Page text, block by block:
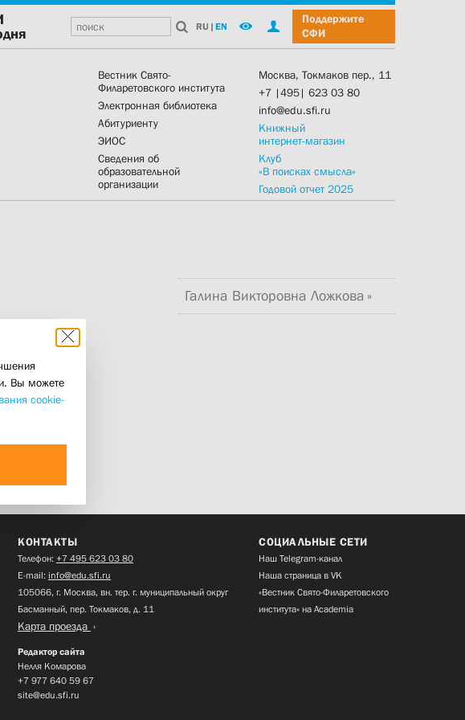
RU | EN
Поддержите
СФИ
Вестник Свято-
Филаретовского института
Электронная библиотека
Абитуриенту
ЭИОС
Сведения об
образовательной
организации
Москва, Токмаков пер., 11
+7 |495| 623 03 80
info@edu.sfi.ru
Книжный
интернет-магазин
Клуб
«В поисках смысла»
Годовой отчет 2025
Галина Викторовна Ложкова
Вы можете
cookie-
КОНТАКТЫ
Телефон: +7 495 623 03 80
E-mail: info@edu.sfi.ru
105066, г. Москва, вн. тер. г. муниципальный округ
Басманный, пер. Токмаков, д. 11
Карта проезда
Редактор сайта
Нелля Комарова
+7 977 640 59 67
site@edu.sfi.ru
СОЦИАЛЬНЫЕ СЕТИ
Наш Telegram-канал
Наша страница в VK
«Вестник Свято-Филаретовского
института» на Academia